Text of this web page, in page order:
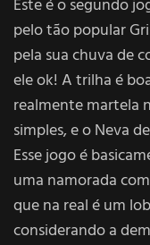
Este é o segundo
pelo tão popular
pela sua chuva de
ele ok! A trilha é
realmente martela
simples, e o Neva
Esse jogo é
uma namorada
que na real é um
considerando a